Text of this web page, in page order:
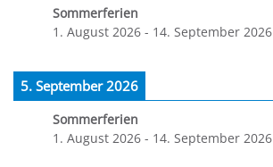
Sommerferien
1. August 2026 - 14. September 2026
5. September 2026
Sommerferien
1. August 2026 - 14. September 2026